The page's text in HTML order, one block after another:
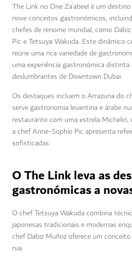
The Link no One Za’abeel é um
nove conceitos gastronómicos,
chefes de renome mundial, como
Pic e Tetsuya Wakuda. Este dinâmico
reúne uma rica variedade de
uma experiência gastronómica
deslumbrantes de Downtown Dubai.
Os destaques incluem o Arrazuna do
serve gastronomia levantina e árabe
restaurante com uma estrela Michelin,
a chef Anne-Sophie Pic apresenta
sofisticadas.
O The Link leva as
gastronómicas a
O chef Tetsuya Wakuda combina
japonesas tradicionais e modernas
chef Dabiz Muñoz oferece um
rua.